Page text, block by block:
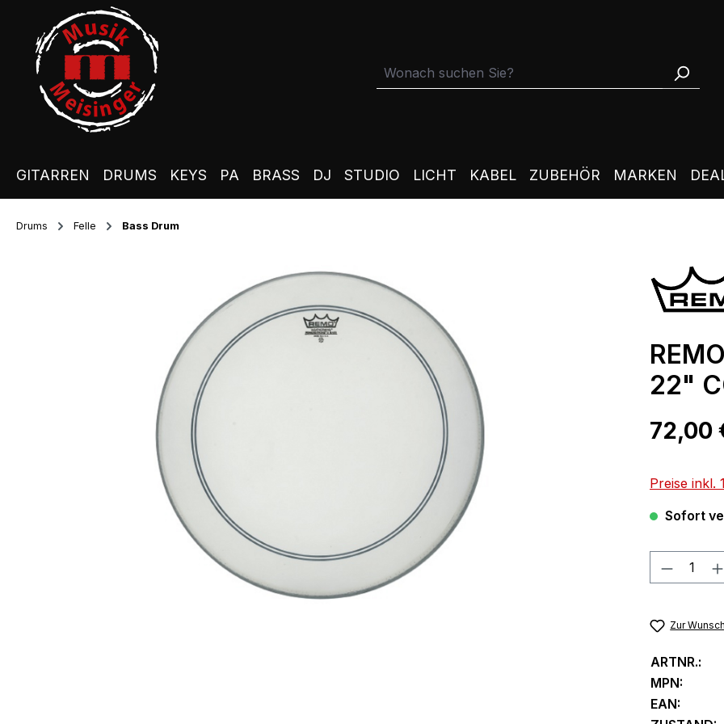
Hauptinhalt springen
Zur Suche springen
Zur Hauptnavigation springen
GITARREN DRUMS KEYS PA BRASS DJ STUDIO LICHT KABEL ZUBEHÖR MARKEN
Drums Felle Bass Drum
22"
Regulärer
72,00
Preise inkl.
Sofort
Zur
ARTNR.:
MPN:
EAN: